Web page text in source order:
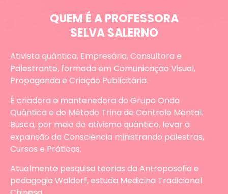
QUEM É A PROFESSORA
SELVA SALERNO
Ativista quântica, Empresária, Consultora e
Palestrante, formada em Comunicação Visual,
Propaganda e Criação Publicitária.
É criadora e mantenedora do Grupo Onda
Quântica e do Método Trina de Controle Mental.
Busca, por meio do ativismo quântico, levar a
expansão da Consciência ministrando palestras,
Cursos e Práticas.
Atualmente pesquisa teorias da Antroposofia e
pedagogia Waldorf, estuda Medicina Tradicional